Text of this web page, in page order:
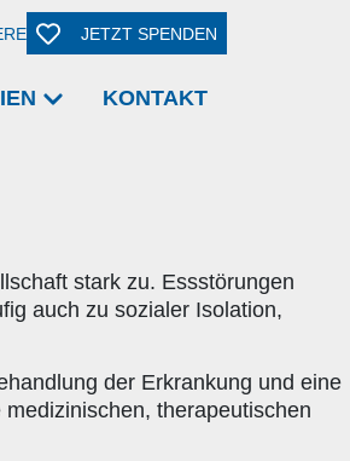
JETZT SPENDEN
KONTAKT
stark zu. Essstörungen
auch zu sozialer Isolation,
der Erkrankung und eine
therapeutischen